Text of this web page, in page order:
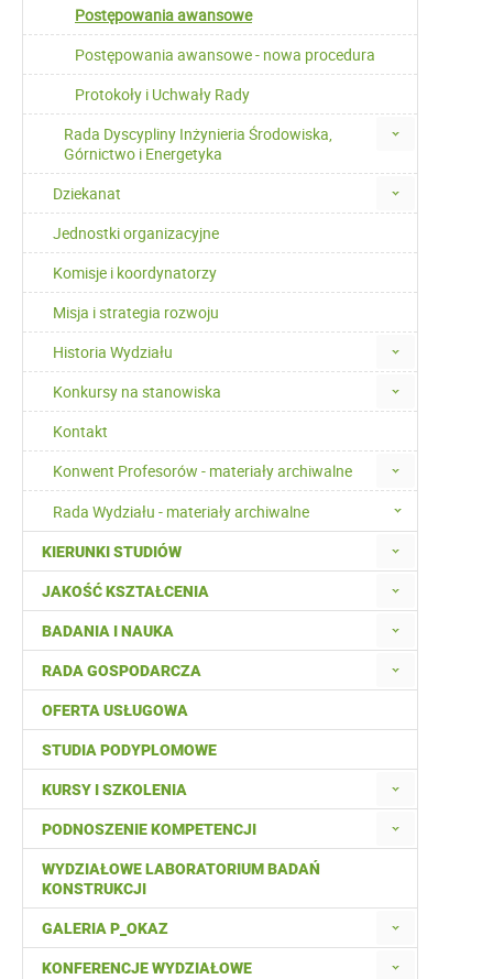
Postępowania awansowe
Postępowania awansowe - nowa procedura
Protokoły i Uchwały Rady
Rada Dyscypliny Inżynieria Środowiska,
Górnictwo i Energetyka
Dziekanat
Jednostki organizacyjne
Komisje i koordynatorzy
Misja i strategia rozwoju
Historia Wydziału
Konkursy na stanowiska
Kontakt
Konwent Profesorów - materiały archiwalne
Rada Wydziału - materiały archiwalne
KIERUNKI STUDIÓW
JAKOŚĆ KSZTAŁCENIA
BADANIA I NAUKA
RADA GOSPODARCZA
OFERTA USŁUGOWA
STUDIA PODYPLOMOWE
KURSY I SZKOLENIA
PODNOSZENIE KOMPETENCJI
WYDZIAŁOWE LABORATORIUM BADAŃ
KONSTRUKCJI
GALERIA P_OKAZ
KONFERENCJE WYDZIAŁOWE